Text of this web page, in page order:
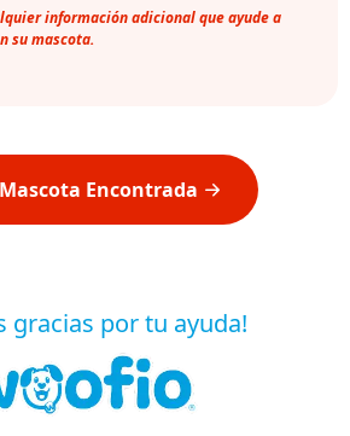
información adicional que ayude a
su mascota.
Encontrada
gracias por tu ayuda!